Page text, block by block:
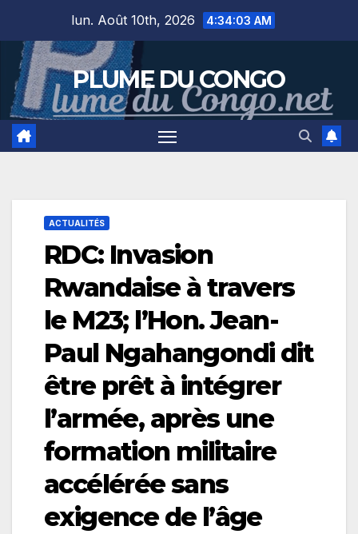
content
lun. Août 10th, 2026 4:34:04 AM
PLUME DU CONGO
ACTUALITÉS
RDC: Invasion
Rwandaise à travers
le M23; l’Hon. Jean-
Paul Ngahangondi dit
être prêt à intégrer
l’armée, après une
formation militaire
accélérée sans
exigence de l’âge